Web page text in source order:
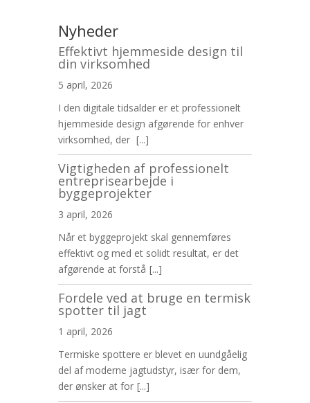
Nyheder
Effektivt hjemmeside design til
din virksomhed
5 april, 2026
I den digitale tidsalder er et professionelt
hjemmeside design afgørende for enhver
virksomhed, der [...]
Vigtigheden af professionelt
entreprisearbejde i
byggeprojekter
3 april, 2026
Når et byggeprojekt skal gennemføres
effektivt og med et solidt resultat, er det
afgørende at forstå [...]
Fordele ved at bruge en termisk
spotter til jagt
1 april, 2026
Termiske spottere er blevet en uundgåelig
del af moderne jagtudstyr, især for dem,
der ønsker at for [...]